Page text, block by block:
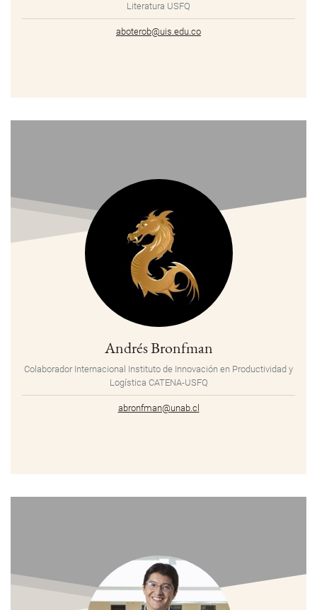
Literatura USFQ
aboterob@uis.edu.co
Andrés Bronfman
Colaborador Internacional Instituto de Innovación en Productividad y
Logística CATENA-USFQ
abronfman@unab.cl